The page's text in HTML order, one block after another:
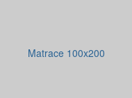
Matrace 100x200